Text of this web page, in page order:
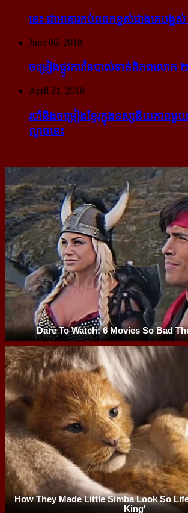
នេះ ជា​អាគារ​កប់​ពពក​ខ្ពស់​ជាង​គេ​បង្អ
June 06, 2018
ចម្រៀង​ផ្លូវការ​នៃ​បាល់ទាត់​ពិភពលោក
April 21, 2018
របាំ​និង​ចម្រៀង​ខ្មែរ​ក្នុង​ទស្សនីយភាព​មួយ
ល្ងាច​នេះ